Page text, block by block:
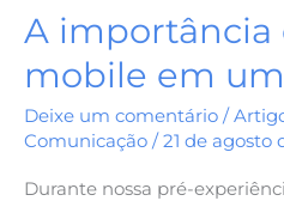
A importância
mobile em
Deixe um comentário /
Comunicação /21 de agosto
Durante nossa pré-